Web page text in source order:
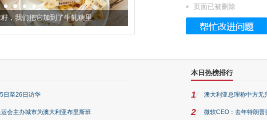
，我们把它加到了牛轧糖里 被列入佛家七宝的它到底有多美？
页面已被删除
日至26日访华
会主办城市为澳大利亚布里斯班
本日热榜排行
1 澳大利亚总理称中方无
2 微软CEO：去年特朗普